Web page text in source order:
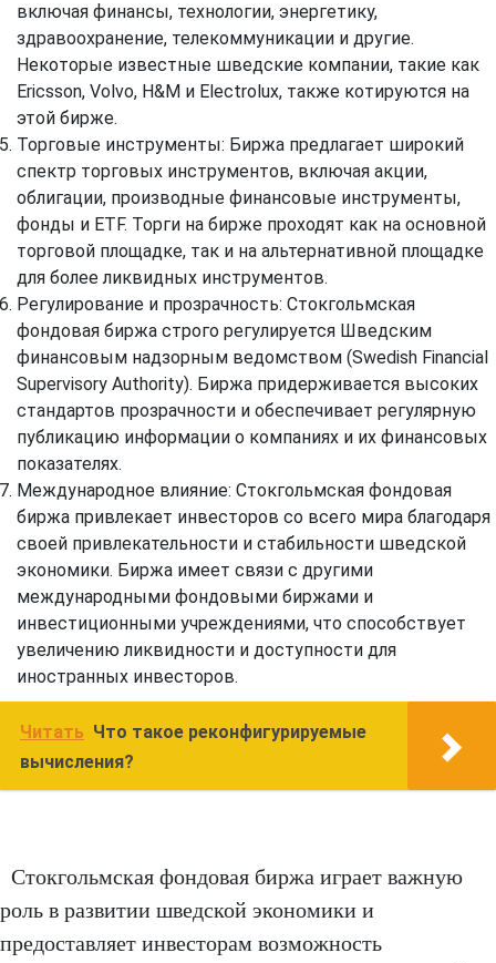
включая финансы, технологии, энергетику,
здравоохранение, телекоммуникации и другие.
Некоторые известные шведские компании, такие как
Ericsson, Volvo, H&M и Electrolux, также котируются на
этой бирже.
Торговые инструменты: Биржа предлагает широкий
спектр торговых инструментов, включая акции,
облигации, производные финансовые инструменты,
фонды и ETF. Торги на бирже проходят как на основной
торговой площадке, так и на альтернативной площадке
для более ликвидных инструментов.
Регулирование и прозрачность: Стокгольмская
фондовая биржа строго регулируется Шведским
финансовым надзорным ведомством (Swedish Financial
Supervisory Authority). Биржа придерживается высоких
стандартов прозрачности и обеспечивает регулярную
публикацию информации о компаниях и их финансовых
показателях.
Международное влияние: Стокгольмская фондовая
биржа привлекает инвесторов со всего мира благодаря
своей привлекательности и стабильности шведской
экономики. Биржа имеет связи с другими
международными фондовыми биржами и
инвестиционными учреждениями, что способствует
увеличению ликвидности и доступности для
иностранных инвесторов.
Читать Что такое реконфигурируемые
вычисления?
Стокгольмская фондовая биржа играет важную
роль в развитии шведской экономики и
предоставляет инвесторам возможность